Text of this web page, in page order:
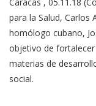
Caracas , 05.11.18
para la Salud, Carlos
homólogo cubano,
objetivo de
materias de
social.